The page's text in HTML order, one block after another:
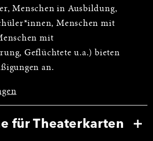
Menschen in Ausbildung,
Menschen mit
mit
Geflüchtete u.a.) bieten
an.
für Theaterkarten